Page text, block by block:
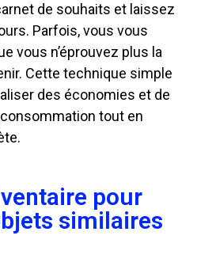
de souhaits et laissez
Parfois, vous vous
vous n’éprouvez plus la
Cette technique simple
des économies et de
tout en
pour
similaires